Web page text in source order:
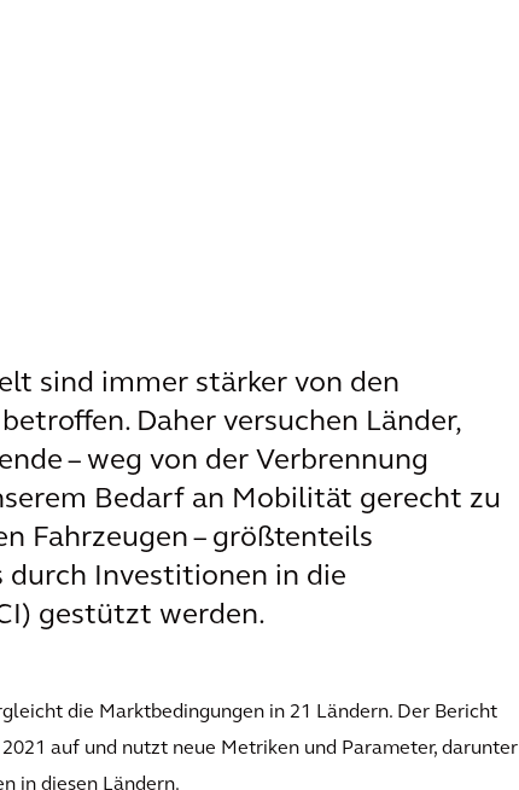
sind immer stärker von den
Daher versuchen Länder,
– weg von der Verbrennung
Bedarf an Mobilität gerecht zu
Fahrzeugen – größtenteils
durch Investitionen in die
gestützt werden.
die Marktbedingungen in 21 Ländern. Der Bericht
auf und nutzt neue Metriken und Parameter, darunter
in diesen Ländern.